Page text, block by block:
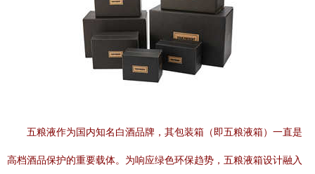
五粮液作为国内知名白酒品牌，其包装箱（即五粮液箱）一直是
高档酒品保护的重要载体。为响应绿色环保趋势，五粮液箱设计融入